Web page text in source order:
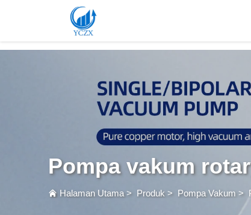
var images = document.getElementsByTagName('img'); for (var i = 0; i <
Pompa vakum
Halaman Utama> Produk > Pompa Vakum >